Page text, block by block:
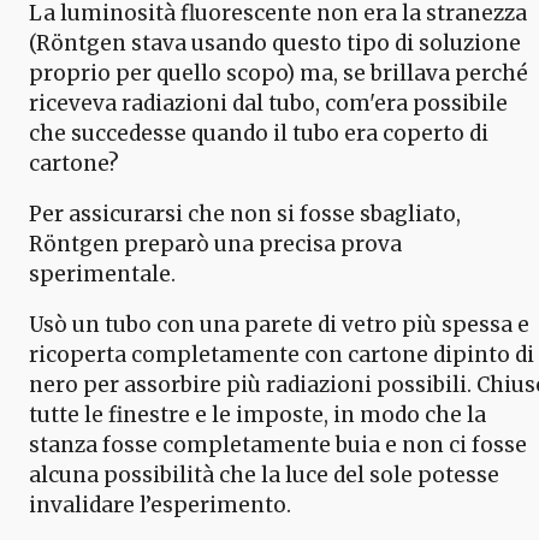
La luminosità fluorescente non era la stranezza
(Röntgen stava usando questo tipo di soluzione
proprio per quello scopo) ma, se brillava perché
riceveva radiazioni dal tubo, com'era possibile
che succedesse quando il tubo era coperto di
cartone?
Per assicurarsi che non si fosse sbagliato,
Röntgen preparò una precisa prova
sperimentale.
Usò un tubo con una parete di vetro più spessa e
ricoperta completamente con cartone dipinto di
nero per assorbire più radiazioni possibili.
tutte le finestre e le imposte, in modo che la
stanza fosse completamente buia e non ci fosse
alcuna possibilità che la luce del sole potesse
invalidare l’esperimento.